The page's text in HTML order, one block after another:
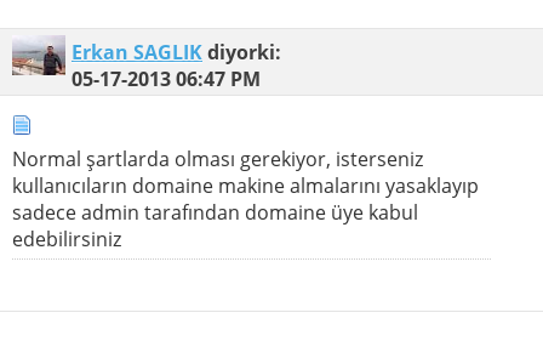
Erkan SAGLIKdiyorki:
05-17-201306:47 PM
Normal şartlarda olması gerekiyor, isterseniz
kullanıcıların domaine makine almalarını yasaklayıp
sadece admin tarafından domaine üye kabul
edebilirsiniz